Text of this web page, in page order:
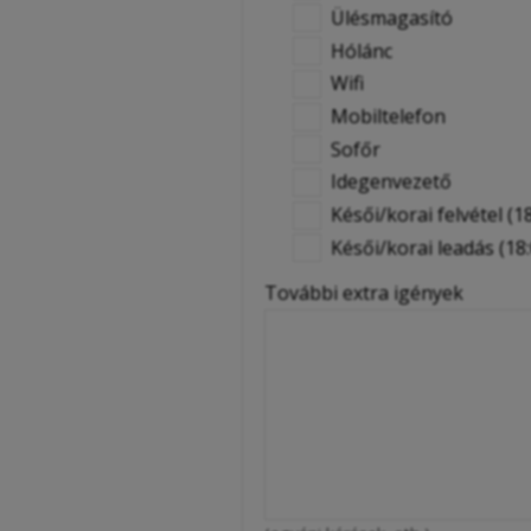
Ülésmagasító
Hólánc
Wifi
Mobiltelefon
Sofőr
Idegenvezető
Késői/korai felvétel
Késői/korai leadás
További extra igények